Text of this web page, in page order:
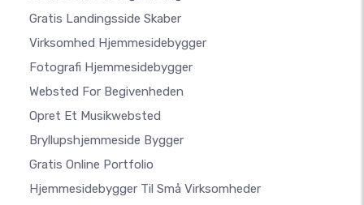
Gratis Landingsside Skaber
Virksomhed Hjemmesidebygger
Fotografi Hjemmesidebygger
Websted For Begivenheden
Opret Et Musikwebsted
Bryllupshjemmeside Bygger
Gratis Online Portfolio
Hjemmesidebygger Til Små Virksomheder